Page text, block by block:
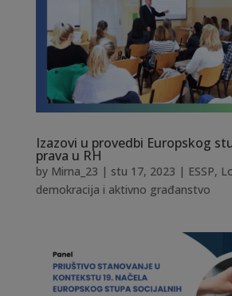
Izazovi u provedbi Europskog
prava u RH
by Mirna_23 | stu 17, 2023 | ESSP,
demokracija i aktivno građanstvo